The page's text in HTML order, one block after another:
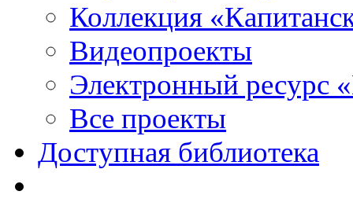
Коллекция
Видеопроекты
Электронный ресурс
Все проекты
Доступная библиотека